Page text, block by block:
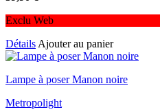
Exclu Web
Détails Ajouter au panier
Lampe à poser Manon noire
Metropolight